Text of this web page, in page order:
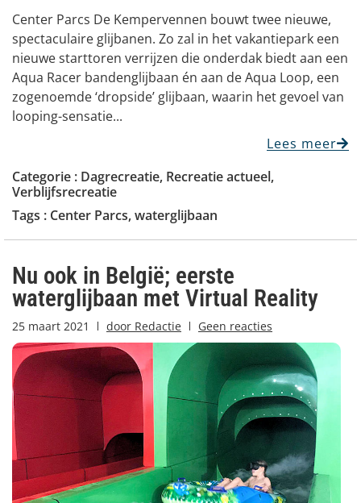
Center Parcs De Kempervennen bouwt twee nieuwe,
spectaculaire glijbanen. Zo zal in het vakantiepark een
nieuwe starttoren verrijzen die onderdak biedt aan een
Aqua Racer bandenglijbaan én aan de Aqua Loop, een
zogenoemde ‘dropside’ glijbaan, waarin het gevoel van
looping-sensatie...
Lees meer
Categorie : Dagrecreatie, Recreatie actueel,
Verblijfsrecreatie
Tags : Center Parcs,waterglijbaan
Nu ook in België; eerste
waterglijbaan met Virtual Reality
25 maart 2021 door Redactie Geen reacties